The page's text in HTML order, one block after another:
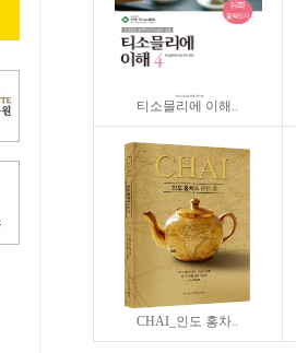
티소믈리에 이해..
CHAI_인도 홍차..